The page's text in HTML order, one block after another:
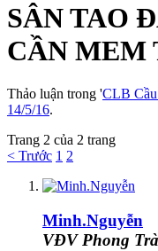
SÂN TAO
CẦN MEM
Thảo luận trong 'CLB
14/5/16.
Trang 2 của 2 trang
< Trước 1 2
Minh.Nguyễn
VĐV Phong